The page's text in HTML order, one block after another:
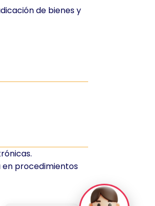
de bienes y
en procedimientos